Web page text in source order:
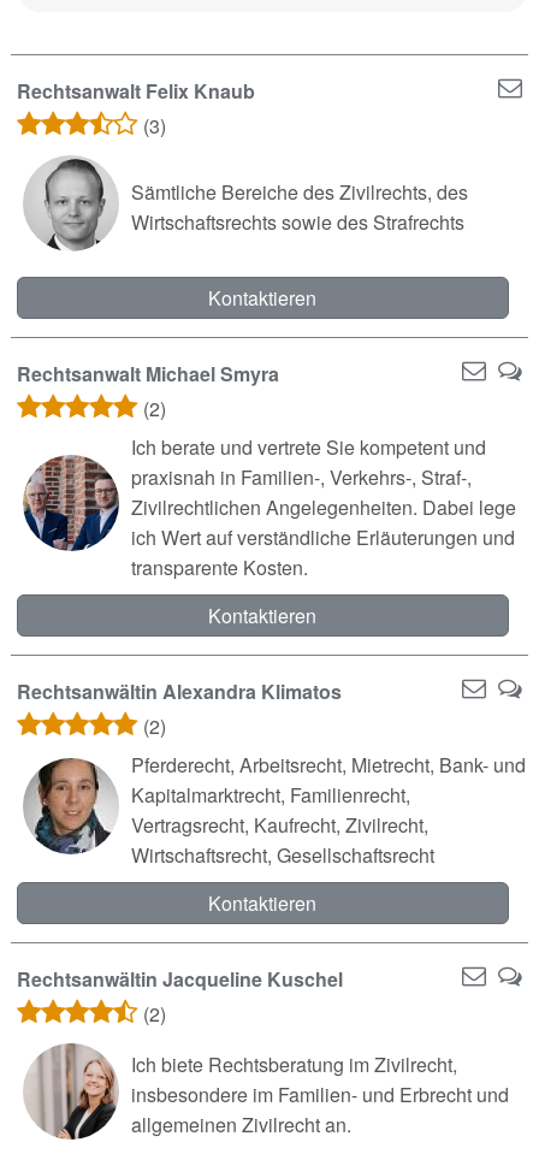
Rechtsanwalt Felix Knaub
(3)
Sämtliche Bereiche des Zivilrechts, des
Wirtschaftsrechts sowie des Strafrechts
Kontaktieren
Rechtsanwalt Michael Smyra
(2)
Ich berate und vertrete Sie kompetent und
praxisnah in Familien‑, Verkehrs‑, Straf‑,
Zivilrechtlichen Angelegenheiten. Dabei lege
ich Wert auf verständliche Erläuterungen und
transparente Kosten.
Kontaktieren
Rechtsanwältin Alexandra Klimatos
(2)
Pferderecht, Arbeitsrecht, Mietrecht, Bank- und
Kapitalmarktrecht, Familienrecht,
Vertragsrecht, Kaufrecht, Zivilrecht,
Wirtschaftsrecht, Gesellschaftsrecht
Kontaktieren
Rechtsanwältin Jacqueline Kuschel
(2)
Ich biete Rechtsberatung im Zivilrecht,
insbesondere im Familien- und Erbrecht und
allgemeinen Zivilrecht an.